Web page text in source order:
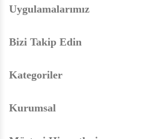
Uygulamalarımız
Bizi Takip Edin
Kategoriler
Kurumsal